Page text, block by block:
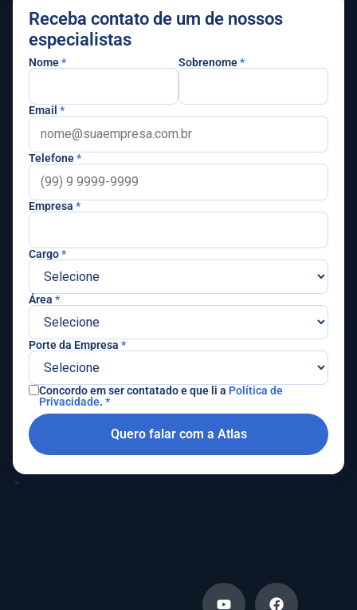
Receba contato de um de nossos
especialistas
Nome* Sobrenome*
Email *
Telefone*
Empresa *
Cargo*
Área *
Porte da Empresa *
Concordo em ser contatado e que li a Política de
Privacidade. *
Quero falar com a Atlas
>